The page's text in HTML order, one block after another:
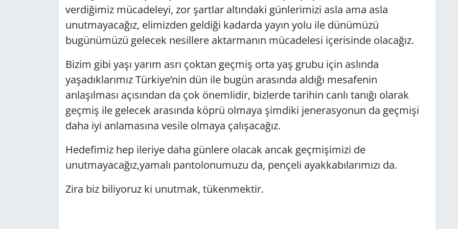
verdiğimiz mücadeleyi, zor şartlar altındaki günlerimizi asla ama asla
unutmayacağız, elimizden geldiği kadarda yayın yolu ile dünümüzü
bugünümüzü gelecek nesillere aktarmanın mücadelesi içerisinde olacağız.
Bizim gibi yaşı yarım asrı çoktan geçmiş orta yaş grubu için aslında
yaşadıklarımız Türkiye’nin dün ile bugün arasında aldığı mesafenin
anlaşılması açısından da çok önemlidir, bizlerde tarihin canlı tanığı olarak
geçmiş ile gelecek arasında köprü olmaya şimdiki jenerasyonun da geçmişi
daha iyi anlamasına vesile olmaya çalışacağız.
Hedefimiz hep ileriye daha günlere olacak ancak geçmişimizi de
unutmayacağız,yamalı pantolonumuzu da, pençeli ayakkabılarımızı da.
Zira biz biliyoruz ki unutmak, tükenmektir.